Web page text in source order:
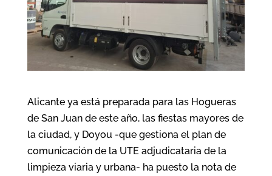
Alicante ya está preparada para las Hogueras
de San Juan de este año, las fiestas mayores de
la ciudad, y Doyou -que gestiona el plan de
comunicación de la UTE adjudicataria de la
limpieza viaria y urbana- ha puesto la nota de